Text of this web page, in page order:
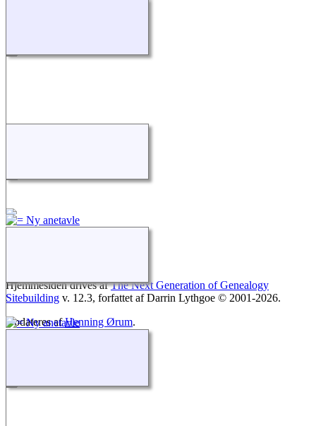
Hjemmesiden drives afThe Next Generation of Genealogy
Sitebuilding v. 12.3, forfattet af Darrin Lythgoe © 2001-2026.
Opdateres afHenning Ørum.